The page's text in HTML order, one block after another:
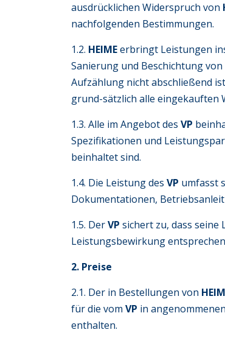
ausdrücklichen Widerspruch von
nachfolgenden Bestimmungen.
1.2. HEIMEerbringt Leistungen
Sanierung und Beschichtung
Aufzählung nicht abschließend
grund-sätzlich alle eingekauften
1.3. Alle im Angebot des VP
Spezifikationen und
beinhaltet sind.
1.4. Die Leistung des VP umfasst
Dokumentationen,
1.5. DerVP sichert zu, dass
Leistungsbewirkung
2. Preise
2.1. Der in Bestellungen von
für die vom VP in
enthalten.